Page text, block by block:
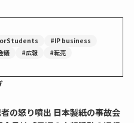
#IP business
議 #広報 #転売
の怒り噴出 日本製紙の事故会